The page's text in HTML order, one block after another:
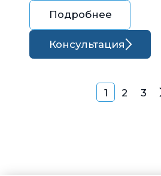
Подробнее
Консультация
1 2 3